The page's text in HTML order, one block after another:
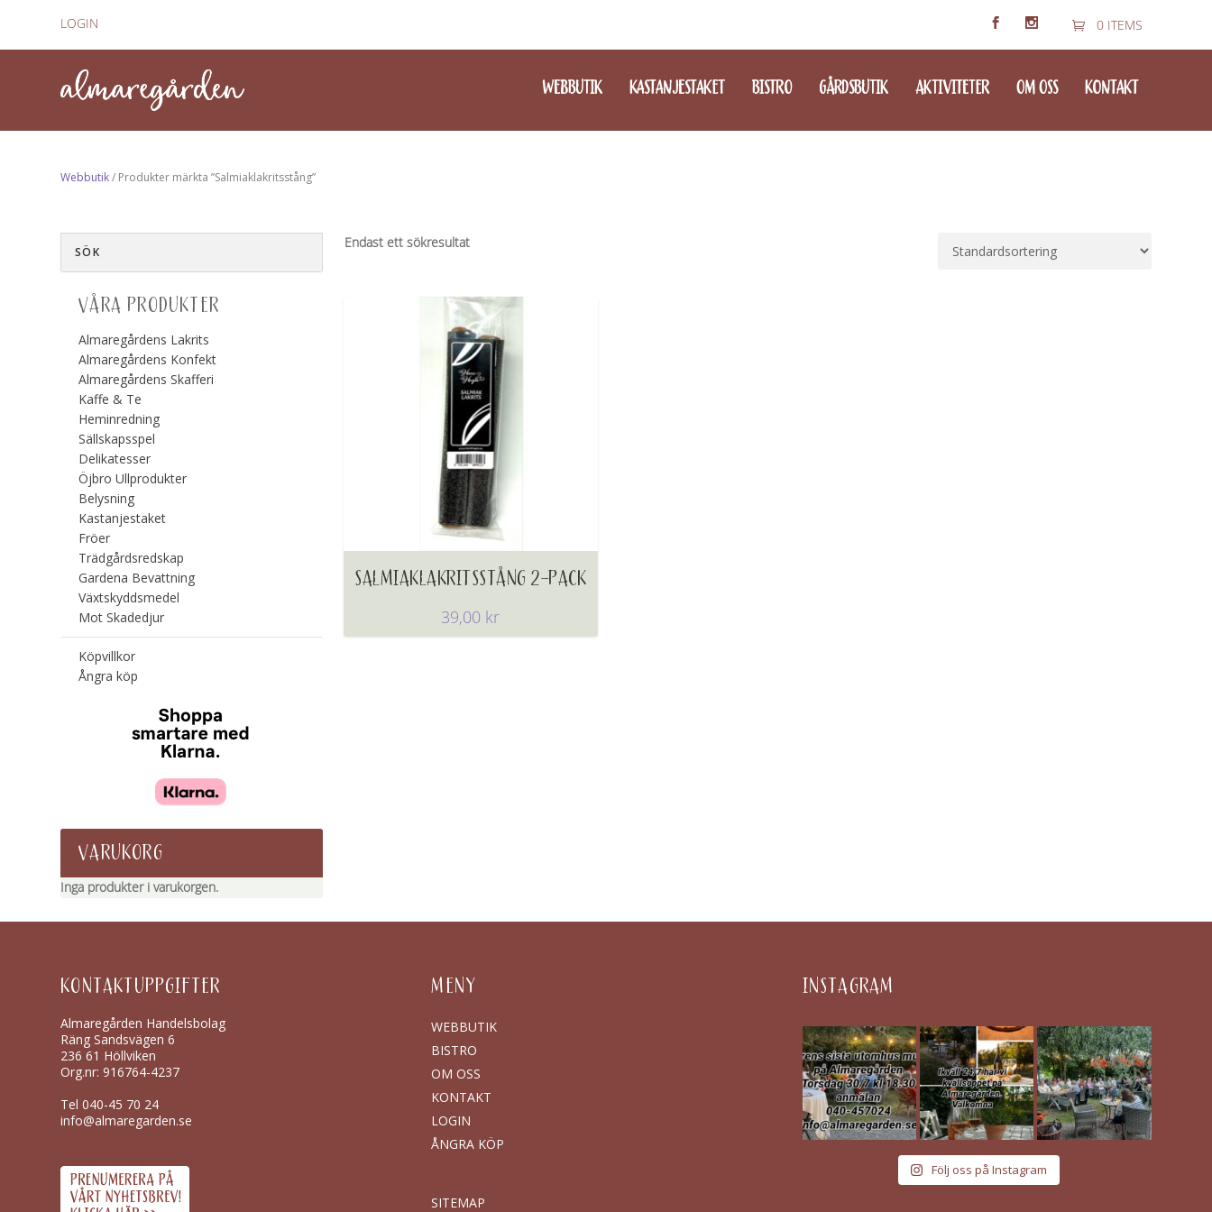
LOGIN 0 ITEMS
WEBBUTIK KASTANJESTAKET BISTRO GÅRDSBUTIK AKTIVITETER OM OSS KONTAKT
Webbutik/ Produkter märkta ”Salmiaklakritsstång”
Endast ett sökresultat
SALMIAKLAKRITSSTÅNG 2-PACK
39,00 kr
VÅRA PRODUKTER
Almaregårdens Lakrits
Almaregårdens Konfekt
Almaregårdens Skafferi
Kaffe & Te
Heminredning
Sällskapsspel
Delikatesser
Öjbro Ullprodukter
Belysning
Kastanjestaket
Fröer
Trädgårdsredskap
Gardena Bevattning
Växtskyddsmedel
Mot Skadedjur
Köpvillkor
Ångra köp
VARUKORG
Inga produkter i varukorgen.
KONTAKTUPPGIFTER
Almaregården Handelsbolag
Räng Sandsvägen 6
236 61 Höllviken
Org.nr: 916764-4237
Tel040-45 70 24
info@almaregarden.se
MENY
WEBBUTIK
BISTRO
OM OSS
KONTAKT
LOGIN
ÅNGRA KÖP
SITEMAP
INSTAGRAM
Följ oss på Instagram